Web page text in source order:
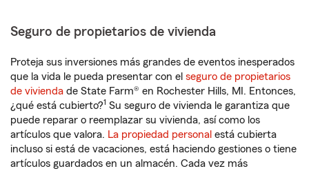
Seguro de propietarios de vivienda
Proteja sus inversiones más grandes de eventos inesperados
que la vida le pueda presentar con el seguro de propietarios
de vivienda de State Farm® en Rochester Hills, MI. Entonces,
¿qué está cubierto?1 Su seguro de vivienda le garantiza que
puede reparar o reemplazar su vivienda, así como los
artículos que valora. La propiedad personal está cubierta
incluso si está de vacaciones, está haciendo gestiones o tiene
artículos guardados en un almacén. Cada vez más